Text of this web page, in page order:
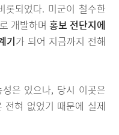
롯되었다. 미군이 철수한
개발하며 홍보 전단지에
기가 되어 지금까지 전해
은 있으나, 당시 이곳은
전혀 없었기 때문에 실제